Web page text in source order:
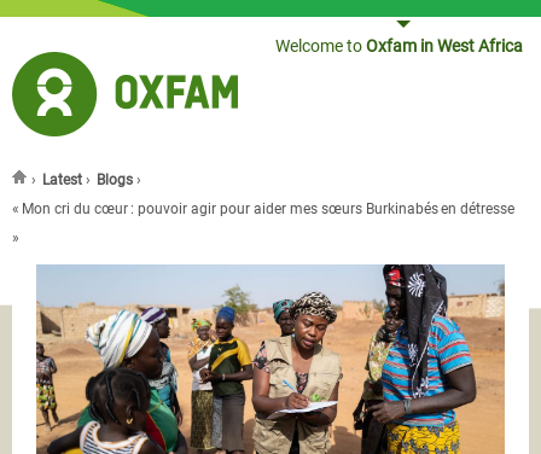
Welcome toOxfam in West Africa
You are here
› Latest › Blogs ›
« Mon cri du cœur : pouvoir agir pour aider mes sœurs Burkinabés en détresse
»